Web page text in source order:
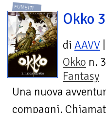
FUMETTI
Okko
di AAVV
Okko n.
Fantasy
Una nuova
compagni.